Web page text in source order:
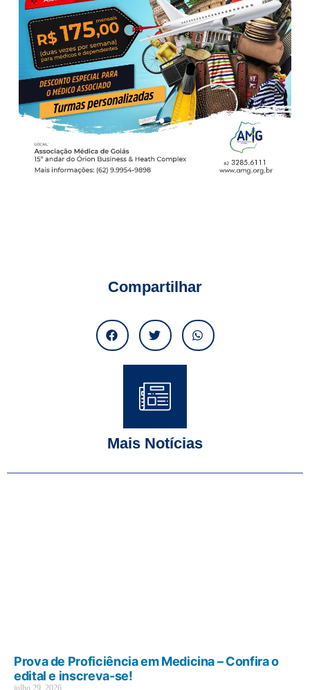
Compartilhar
Mais Notícias
Prova de Proficiência em Medicina – Confira o
edital e inscreva-se!